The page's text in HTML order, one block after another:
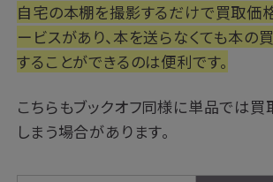
自宅の本棚を撮影するだけで買取価
ービスがあり、本を送らなくても本の
することができるのは便利です。
こちらもブックオフ同様に単品では買
しまう場合があります。